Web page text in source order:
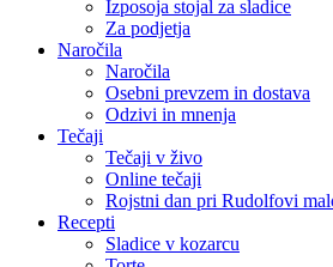
Izposoja stojal za sladice
Za podjetja
Naročila
Naročila
Osebni prevzem in dostava
Odzivi in mnenja
Tečaji
Tečaji v živo
Online tečaji
Rojstni dan pri Rudolfovi
Recepti
Sladice v kozarcu